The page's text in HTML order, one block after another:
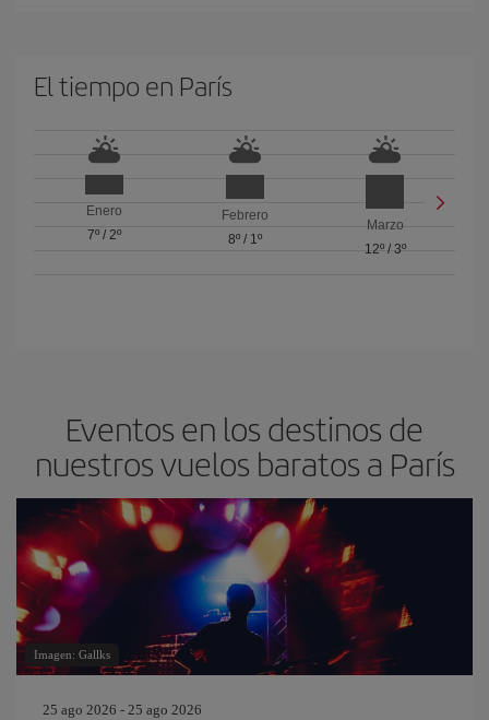
El tiempo en París
Enero
7º/ 2º
Febrero
8º/ 1º
Marzo
12º/ 3º
Eventos en los destinos de
nuestros vuelos baratos a París
Imagen: Gallks
25 ago 2026 - 25 ago 2026